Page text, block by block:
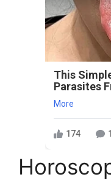
This
Parasites
More
174